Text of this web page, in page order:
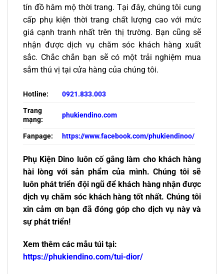
tín đồ hâm mộ thời trang. Tại đây, chúng tôi cung
cấp phụ kiện thời trang chất lượng cao với mức
giá cạnh tranh nhất trên thị trường. Bạn cũng sẽ
nhận được dịch vụ chăm sóc khách hàng xuất
sắc. Chắc chắn bạn sẽ có một trải nghiệm mua
sắm thú vị tại cửa hàng của chúng tôi.
Hotline:
0921.833.003
Trang
mạng:
phukiendino.com
Fanpage: https://www.facebook.com/phukiendinoo/
Phụ Kiện Dino luôn cố gắng làm cho khách hàng
hài lòng với sản phẩm của mình. Chúng tôi sẽ
luôn phát triển đội ngũ để khách hàng nhận được
dịch vụ chăm sóc khách hàng tốt nhất. Chúng tôi
xin cảm ơn bạn đã đóng góp cho dịch vụ này và
sự phát triển!
Xem thêm các mẫu túi tại:
https://phukiendino.com/tui-dior/